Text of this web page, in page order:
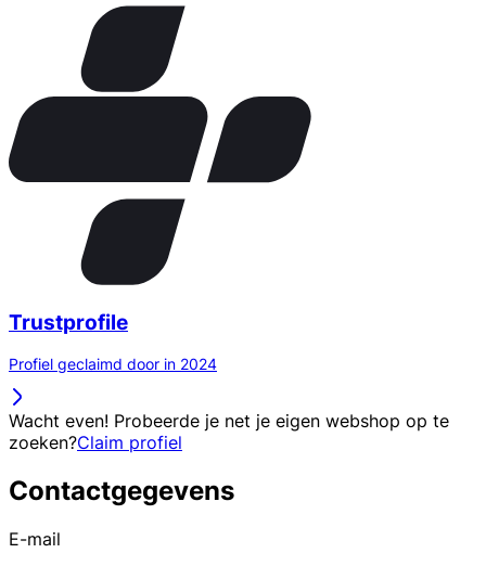
Trustprofile
Profiel geclaimd door in 2024
Wacht even! Probeerde je net je eigen webshop op te
zoeken?Claim profiel
Contactgegevens
E-mail